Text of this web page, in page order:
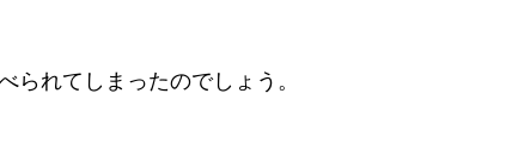
られてしまったのでしょう。